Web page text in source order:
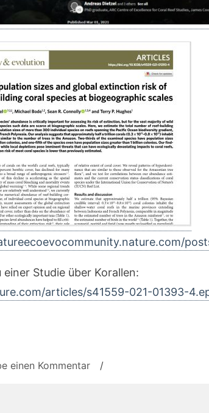
Studie über Korallen:
articles/s41559-021-01393-
einen Kommentarzu/